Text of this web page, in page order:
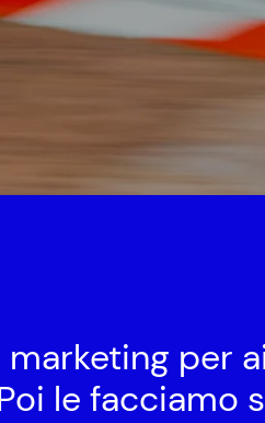
per
le facciamo